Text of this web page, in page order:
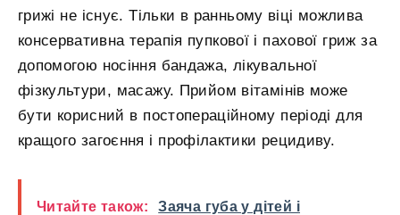
грижі не існує. Тільки в ранньому віці можлива
консервативна терапія пупкової і пахової гриж за
допомогою носіння бандажа, лікувальної
фізкультури, масажу. Прийом вітамінів може
бути корисний в постопераційному періоді для
кращого загоєння і профілактики рецидиву.
Читайте також:
Заяча губа у дітей і